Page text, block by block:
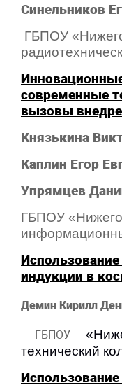
Синельников
ГБПОУ
современные
вызовы
Князькина
Каплин Егор
Упрямцев
ГБПОУ
индукции в
Демин Кирилл
ГБПОУ «
технический